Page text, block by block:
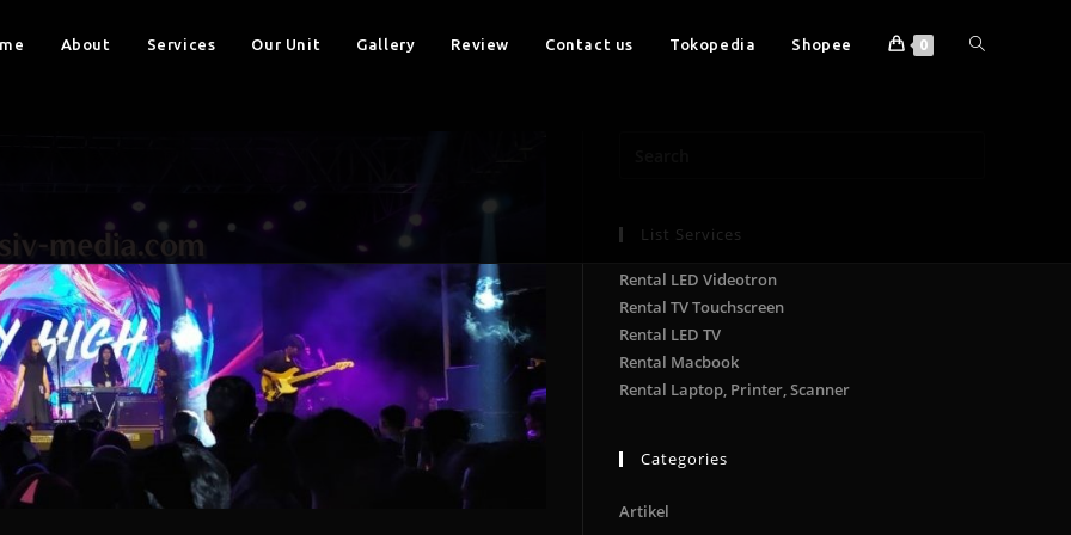
About Services Our Unit Gallery Review Contact us Tokopedia Shopee 0
List Services
Rental LED Videotron
Rental TV Touchscreen
Rental LED TV
Rental Macbook
Rental Laptop, Printer, Scanner
Categories
Artikel